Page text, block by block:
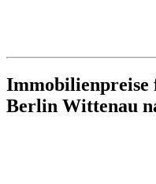
Immobilienpreise
Berlin Wittenau